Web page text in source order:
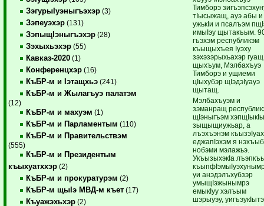
ЗэгурыIуэныгъэхэр (3)
Зэпеуэхэр (131)
ЗэпыщIэныгъэхэр (28)
Зэхыхьэхэр (55)
Кавказ-2020 (1)
Конференцхэр (16)
КъБР-м и Iэтащхьэ (241)
КъБР-м и Жылагъуэ палатэм
(12)
КъБР-м и махуэм (1)
КъБР-м и Парламентым (110)
КъБР-м и Правительствэм
(555)
КъБР-м и Президентым
къыхуатххэр (2)
КъБР-м и прокуратурэм (2)
КъБР-м щыIэ МВД-м къет (17)
Къуажэхьхэр (2)
Тимборэ
тIысыжащ, ауэ абы и
ужькIи и псалъэм
имыIэу щытакъым.
гъэхэм республикэм
къыщыхъея Iуэху
зэхэзэрыхьахэр
щыхъум, Мэлбахъуэ
Тимборэ и ущиеми
цIыхубэр щIэдэIуауэ
щытащ.
Мэлбахъуэм и
зэманращ
щIэныгъэм
зыщыщиужьар, а
лъэхъэнэм
еджапIэхэм я
нобэми мэлажьэ.
УкъызыхэкIа
уи анэдэлъхубзэр
умыщIэжынымрэ
емыкIуу хэлъым
шэрыуэу,